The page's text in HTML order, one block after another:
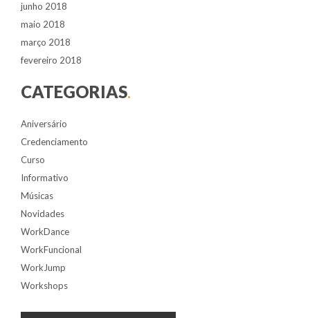
junho 2018
maio 2018
março 2018
fevereiro 2018
CATEGORIAS.
Aniversário
Credenciamento
Curso
Informativo
Músicas
Novidades
WorkDance
WorkFuncional
WorkJump
Workshops